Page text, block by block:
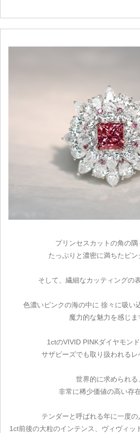
プリンセスカットの角の隅
たっぷりと濃密に満ちたピン
そして、繊細なカッティングの
色濃いピンクの海の中に 徐々に吸い
魔力的な魅力を感じま
1ctのVIVID PINKダイヤモンド
サザビーズでも取り扱われるレ
世界的に求められる
非常に稀少価値の高い存在
テンダーと呼ばれる年に一度の
1ct前後の大粒のインテンス、ヴィヴィッ